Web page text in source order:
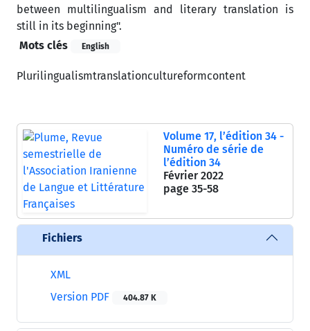
between multilingualism and literary translation is
still in its beginning".
Mots clés
English
Plurilingualismtranslationcultureformcontent
Volume 17, l’édition 34 -
Numéro de série de
l’édition 34
Février 2022
page 35-58
Fichiers
XML
Version PDF
404.87 K